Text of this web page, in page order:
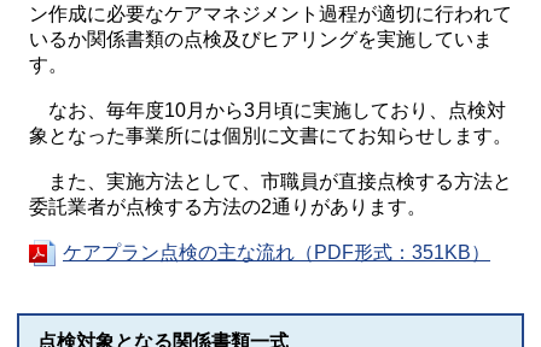
ン作成に必要なケアマネジメント過程が適切に行われて
いるか関係書類の点検及びヒアリングを実施していま
す。
なお、毎年度10月から3月頃に実施しており、点検対
象となった事業所には個別に文書にてお知らせします。
また、実施方法として、市職員が直接点検する方法と
委託業者が点検する方法の2通りがあります。
ケアプラン点検の主な流れ（PDF形式：351KB）
点検対象となる関係書類一式